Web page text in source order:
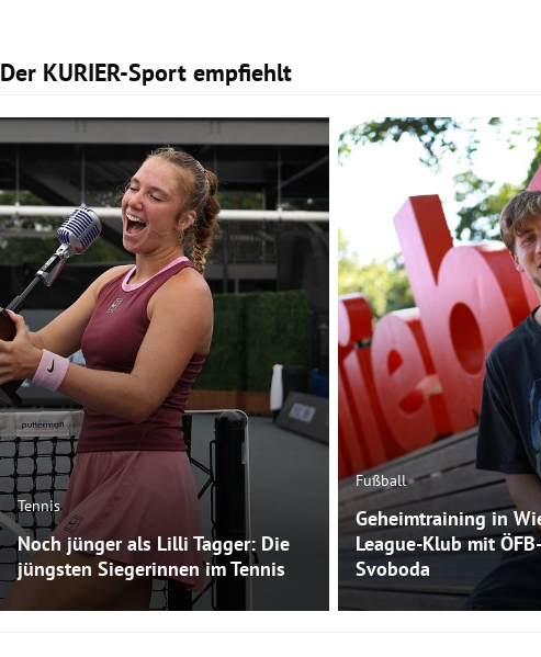
Der KURIER-Sport empfiehlt
Slide 1 von 2
Tennis
Noch jünger als Lilli Tagger: Die
jüngsten Siegerinnen im Tennis
Fußball
Geheimtraining in
League-Klub mit
Svoboda